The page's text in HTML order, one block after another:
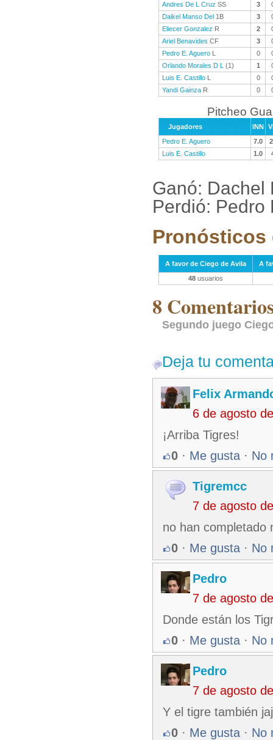
Andres De L Cruz SS 3
Daikel Manso Del 1B 3
Eliecer Gonzalez R 2
Ariel Benavides CF 3
Pedro E. Aguero L 0
Orlando Morales D L (1) 1
Luis E. Castillo L 0
Yandi Gainza R 0
Pitcheo
Jugadores INN
Pedro E. Aguero
7.0
Luis E. Castillo
1.0
Ganó: Dachel
Perdió: Pedro
Pronósticos
A favor de Ciego de Avila
A
48 usuarios
8
Segundo juego
Deja tu
Felix
6 de agosto
¡Arriba Tigres!
0 · Me gusta · No
Tigremcc
7 de agosto
no han completado
0 · Me gusta · No
Pedro
7 de agosto
Donde están los
0 · Me gusta · No
Pedro
7 de agosto
Y el tigre también
0 · Me gusta · No